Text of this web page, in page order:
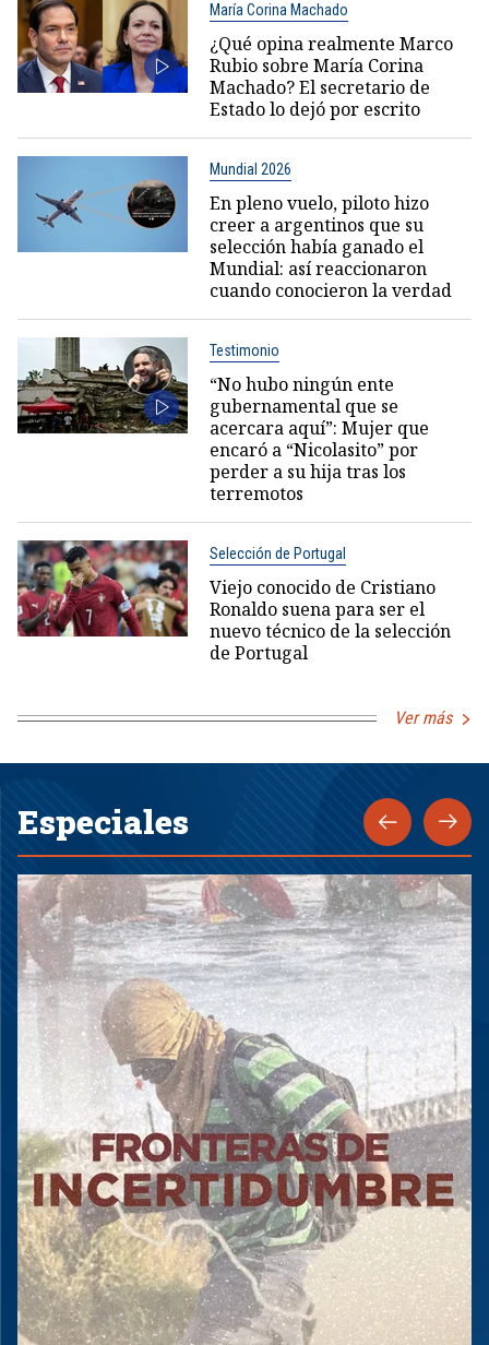
María Corina Machado
¿Qué opina realmente Marco
Rubio sobre María Corina
Machado? El secretario de
Estado lo dejó por escrito
Mundial 2026
En pleno vuelo, piloto hizo
creer a argentinos que su
selección había ganado el
Mundial: así reaccionaron
cuando conocieron la verdad
Testimonio
“No hubo ningún ente
gubernamental que se
acercara aquí”: Mujer que
encaró a “Nicolasito” por
perder a su hija tras los
terremotos
Selección de Portugal
Viejo conocido de Cristiano
Ronaldo suena para ser el
nuevo técnico de la selección
de Portugal
Ver más
Especiales